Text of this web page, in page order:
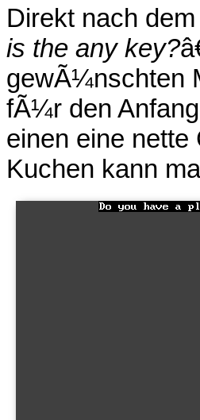
Direkt nach
is the any key?
gewÃ¼nschten
fÃ¼r den
einen eine nette
Kuchen kann